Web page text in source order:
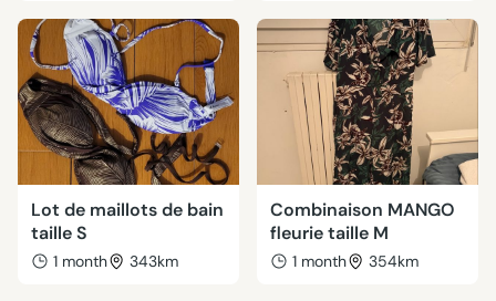
Lot de maillots de bain
taille S
1 month 343km
Combinaison MANGO
fleurie taille M
1 month 354km